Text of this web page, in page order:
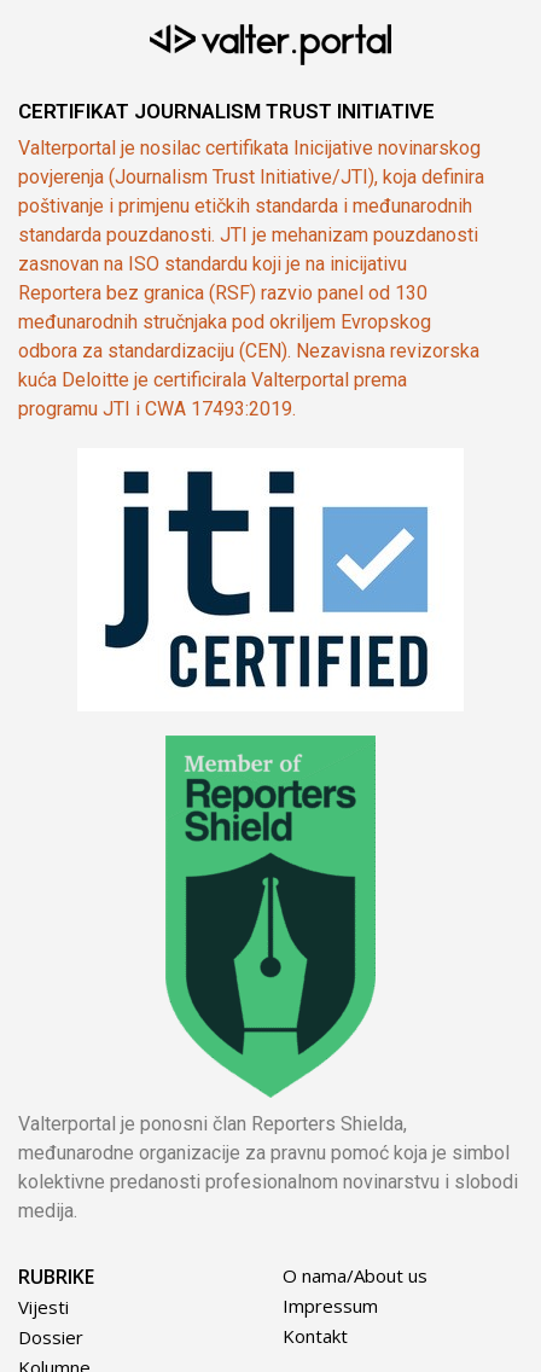
CERTIFIKAT JOURNALISM TRUST INITIATIVE
Valterportal je nosilac certifikata Inicijative novinarskog
povjerenja (Journalism Trust Initiative/JTI), koja definira
poštivanje i primjenu etičkih standarda i međunarodnih
standarda pouzdanosti. JTI je mehanizam pouzdanosti
zasnovan na ISO standardu koji je na inicijativu
Reportera bez granica (RSF) razvio panel od 130
međunarodnih stručnjaka pod okriljem Evropskog
odbora za standardizaciju (CEN). Nezavisna revizorska
kuća Deloitte je certificirala Valterportal prema
programu JTI i CWA 17493:2019.
Valterportal je ponosni član Reporters Shielda,
međunarodne organizacije za pravnu pomoć koja je simbol
kolektivne predanosti profesionalnom novinarstvu i slobodi
medija.
RUBRIKE
Vijesti
Dossier
O nama/About us
Impressum
Kontakt